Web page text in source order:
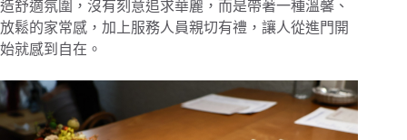
造舒適氛圍，沒有刻意追求華麗，而是帶著一種溫馨、
放鬆的家常感，加上服務人員親切有禮，讓人從進門開
始就感到自在。